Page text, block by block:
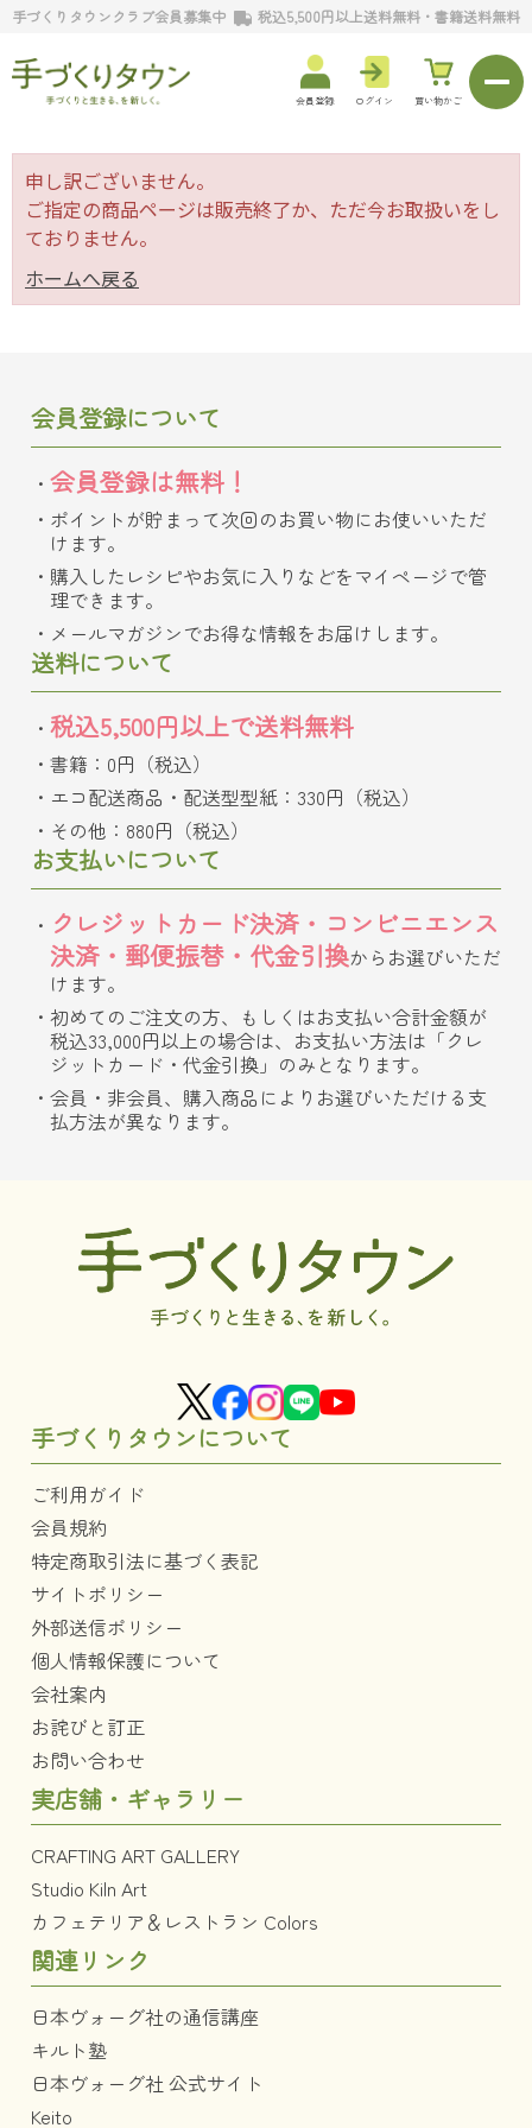
手づくりタウンクラブ会員募集中 税込5,500円以上送料無料・書籍送料無料
会員登録 ログイン 買い物かご
申し訳ございません。
ご指定の商品ページは販売終了か、ただ今お取扱いをし
ておりません。
ホームへ戻る
会員登録について
会員登録は無料！
ポイントが貯まって次回のお買い物にお使いいただ
けます。
購入したレシピやお気に入りなどをマイページで管
理できます。
メールマガジンでお得な情報をお届けします。
送料について
税込5,500円以上で送料無料
書籍：0円（税込）
エコ配送商品・配送型型紙：330円（税込）
その他：880円（税込）
お支払いについて
クレジットカード決済・コンビニエンス
決済・郵便振替・代金引換からお選びいただ
けます。
初めてのご注文の方、もしくはお支払い合計金額が
税込33,000円以上の場合は、お支払い方法は「クレ
ジットカード・代金引換」のみとなります。
会員・非会員、購入商品によりお選びいただける支
払方法が異なります。
手づくりタウンについて
ご利用ガイド
会員規約
特定商取引法に基づく表記
サイトポリシー
外部送信ポリシー
個人情報保護について
会社案内
お詫びと訂正
お問い合わせ
実店舗・ギャラリー
CRAFTING ART GALLERY
Studio Kiln Art
カフェテリア＆レストラン Colors
関連リンク
日本ヴォーグ社の通信講座
キルト塾
日本ヴォーグ社 公式サイト
Keito